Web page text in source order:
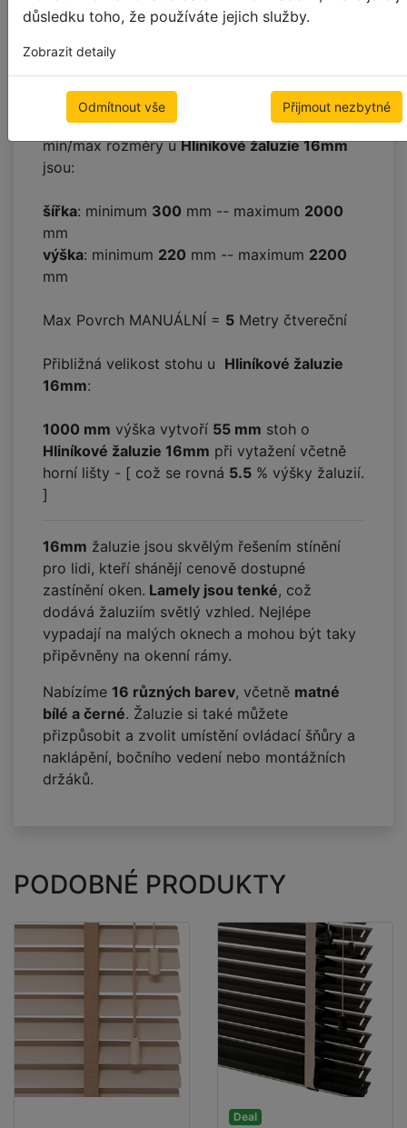
důsledku toho, že používáte jejich služby.
Zobrazit detaily
Odmítnout vše Přijmout nezbytné
ZAMĚŘENÍ
DOSTUPNÉ BARVY
Přibližný čas výroby na
Doprava během 2-4 dní, viz:
Doručení
min/max rozměry uHliníkové žaluzie 16mm
jsou:
šířka: minimum 300 mm -- maximum 2000
mm
výška: minimum 220 mm -- maximum 2200
mm
Max Povrch MANUÁLNÍ = 5 Metry čtvereční
Přibližná velikost stohu u Hliníkové žaluzie
16mm:
1000 mm výška vytvoří 55 mm stoh o
Hliníkové žaluzie 16mm při vytažení včetně
horní lišty - [ což se rovná 5.5 % výšky žaluzií.
]
16mm žaluzie jsou skvělým řešením stínění
pro lidi, kteří shánějí cenově dostupné
zastínění oken. Lamely jsou tenké, což
dodává žaluziím světlý vzhled. Nejlépe
vypadají na malých oknech a mohou být taky
připěvněny na okenní rámy.
Nabízíme 16 různých barev, včetně matné
bílé a černé. Žaluzie si také můžete
přizpůsobit a zvolit umístění ovládací šňůry a
naklápění, bočního vedení nebo montážních
držáků.
PODOBNÉ PRODUKTY
Deal